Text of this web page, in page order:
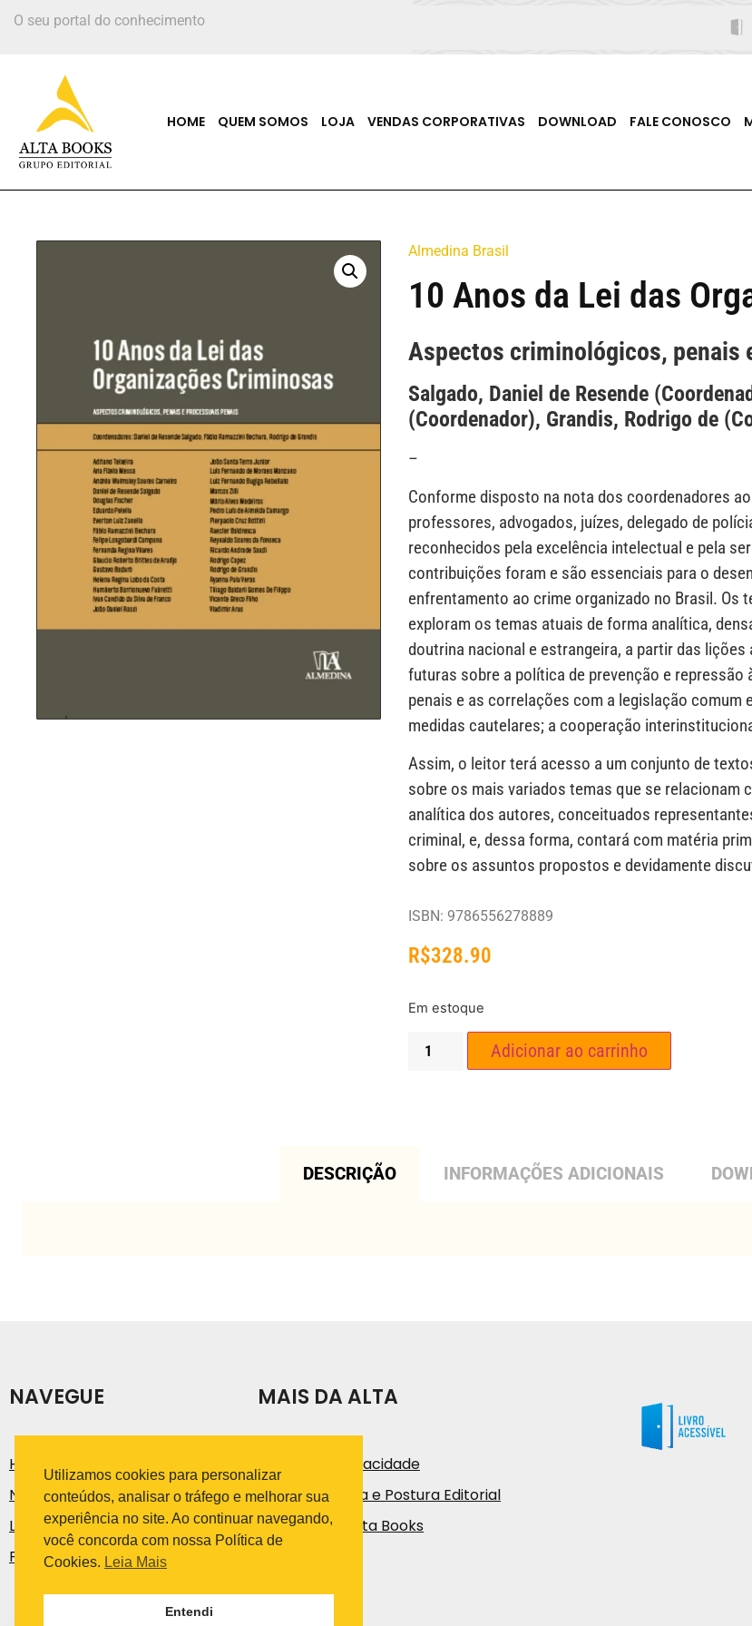
O seu portal do conhecimento
HOME QUEM SOMOS LOJA VENDAS CORPORATIVAS DOWNLOAD FALE CONOSCO
Almedina Brasil
10 Anos da Lei das
Aspectos criminológicos, penais
Salgado, Daniel de Resende
(Coordenador), Grandis, Rodrigo de
–
Conforme disposto na nota dos coordenadores
professores, advogados, juízes, delegado de
reconhecidos pela excelência intelectual e pela
contribuições foram e são essenciais para o
enfrentamento ao crime organizado no Brasil. Os
exploram os temas atuais de forma analítica,
doutrina nacional e estrangeira, a partir das
futuras sobre a política de prevenção e
penais e as correlações com a legislação comum
medidas cautelares; a cooperação
Assim, o leitor terá acesso a um conjunto de
sobre os mais variados temas que se relacionam
analítica dos autores, conceituados
criminal, e, dessa forma, contará com matéria
sobre os assuntos propostos e devidamente
ISBN: 9786556278889
R$328.90
Em estoque
Adicionar ao carrinho
DESCRIÇÃO INFORMAÇÕES ADICIONAIS
NAVEGUE
História
Notícias e Artigos
Loja
Fale Conosco
MAIS DA ALTA
Política de Privacidade
Código de Ética e Postura Editorial
Trabalhe na Alta Books
Utilizamos cookies para personalizar
conteúdos, analisar o tráfego e melhorar sua
experiência no site. Ao continuar navegando,
você concorda com nossa Política de
Cookies. Leia Mais
Entendi